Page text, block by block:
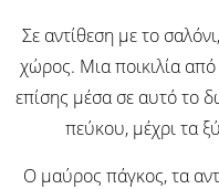
Σε αντίθεση με το
χώρος. Μια ποικιλία από
επίσης μέσα σε αυτό το
πεύκου, μέχρι τα
Ο μαύρος πάγκος, τα